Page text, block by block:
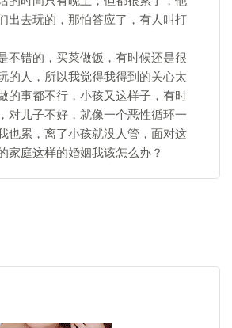
出去玩的，那怕答应了，有人叫打
错的，买菜做饭，有时候还是很
的人，所以我觉得我得到的关心太
的事都不行，小孩又这样子，有时
对儿子不好，就像一个恶性循环一
也累，离了小孩就没人管，面对这
家庭这样的婚姻我该怎么办？